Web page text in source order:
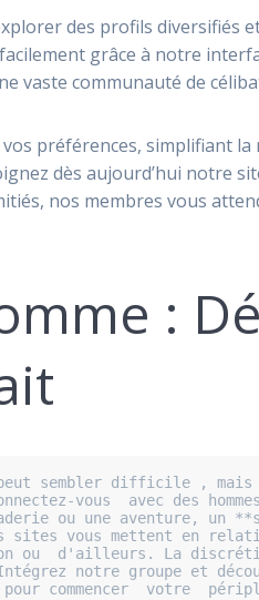
des profils diversifiés
grâce à notre
vaste communauté de
préférences, simplifiant la
dès aujourd’hui notre
nos membres vous
:
sembler difficile ,
vous  avec des
ou une aventure, un
sites vous mettent en
ou  d'ailleurs. La
notre groupe et
commencer  votre